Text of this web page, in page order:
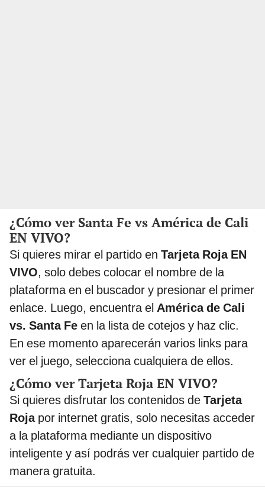
¿Cómo ver Santa Fe vs América de Cali
EN VIVO?
Si quieres mirar el partido en Tarjeta Roja EN
VIVO, solo debes colocar el nombre de la
plataforma en el buscador y presionar el primer
enlace. Luego, encuentra el América de Cali
vs. Santa Fe en la lista de cotejos y haz clic.
En ese momento aparecerán varios links para
ver el juego, selecciona cualquiera de ellos.
¿Cómo ver Tarjeta Roja EN VIVO?
Si quieres disfrutar los contenidos de Tarjeta
Rojapor internet gratis, solo necesitas acceder
a la plataforma mediante un dispositivo
inteligente y así podrás ver cualquier partido de
manera gratuita.